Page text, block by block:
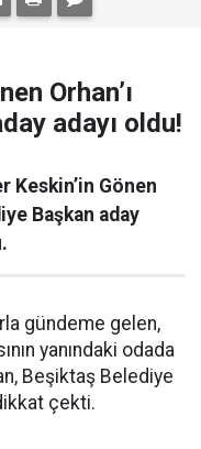
Orhan’ı
adayı oldu!
Keskin’in Gönen
Başkan aday
gündeme gelen,
yanındaki odada
Beşiktaş Belediye
çekti.